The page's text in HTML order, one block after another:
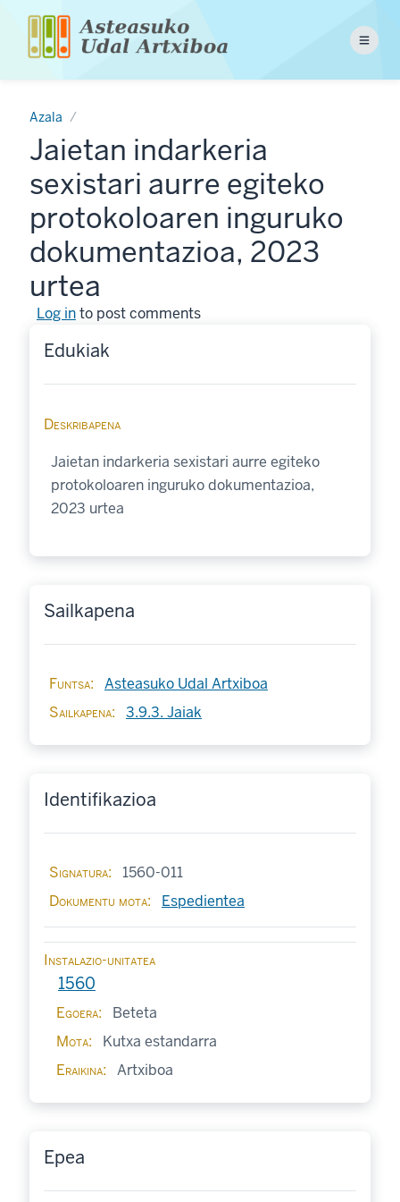
main
Menu
Azala
Jaietan indarkeria
sexistari aurre egiteko
protokoloaren inguruko
dokumentazioa, 2023
urtea
Log into post comments
Edukiak
Deskribapena
Jaietan indarkeria sexistari aurre egiteko
protokoloaren inguruko dokumentazioa,
2023 urtea
Sailkapena
Funtsa
Asteasuko Udal Artxiboa
Sailkapena
3.9.3. Jaiak
Identifikazioa
Signatura
1560-011
Dokumentu mota
Espedientea
Instalazio-unitatea
1560
Egoera
Beteta
Mota
Kutxa estandarra
Eraikina
Artxiboa
Epea